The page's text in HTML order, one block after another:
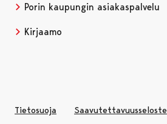
Porin kaupungin asiakaspalvelu
Kirjaamo
Tietosuoja Saavutettavuusseloste